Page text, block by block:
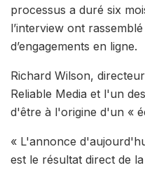
processus a duré six
l’interview ont
d’engagements en ligne.
Richard Wilson,
Reliable Media et l'un
d'être à l'origine d'un «
« L'annonce
est le résultat direct de